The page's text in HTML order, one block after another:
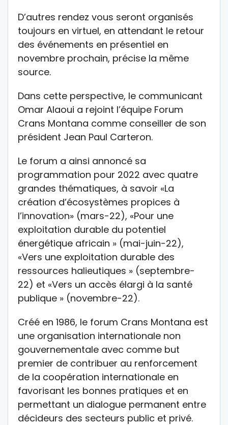
D’autres rendez vous seront organisés
toujours en virtuel, en attendant le retour
des événements en présentiel en
novembre prochain, précise la même
source.
Dans cette perspective, le communicant
Omar Alaoui a rejoint l’équipe Forum
Crans Montana comme conseiller de son
président Jean Paul Carteron.
Le forum a ainsi annoncé sa
programmation pour 2022 avec quatre
grandes thématiques, à savoir «La
création d’écosystèmes propices à
l’innovation» (mars-22), «Pour une
exploitation durable du potentiel
énergétique africain » (mai-juin-22),
«Vers une exploitation durable des
ressources halieutiques » (septembre-
22) et «Vers un accès élargi à la santé
publique » (novembre-22).
Créé en 1986, le forum Crans Montana est
une organisation internationale non
gouvernementale avec comme but
premier de contribuer au renforcement
de la coopération internationale en
favorisant les bonnes pratiques et en
permettant un dialogue permanent entre
décideurs des secteurs public et privé.